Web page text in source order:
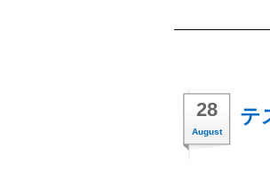
テ
28
August